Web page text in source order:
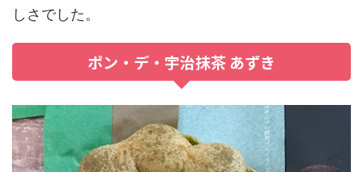
しさでした。
ポン・デ・宇治抹茶 あずき